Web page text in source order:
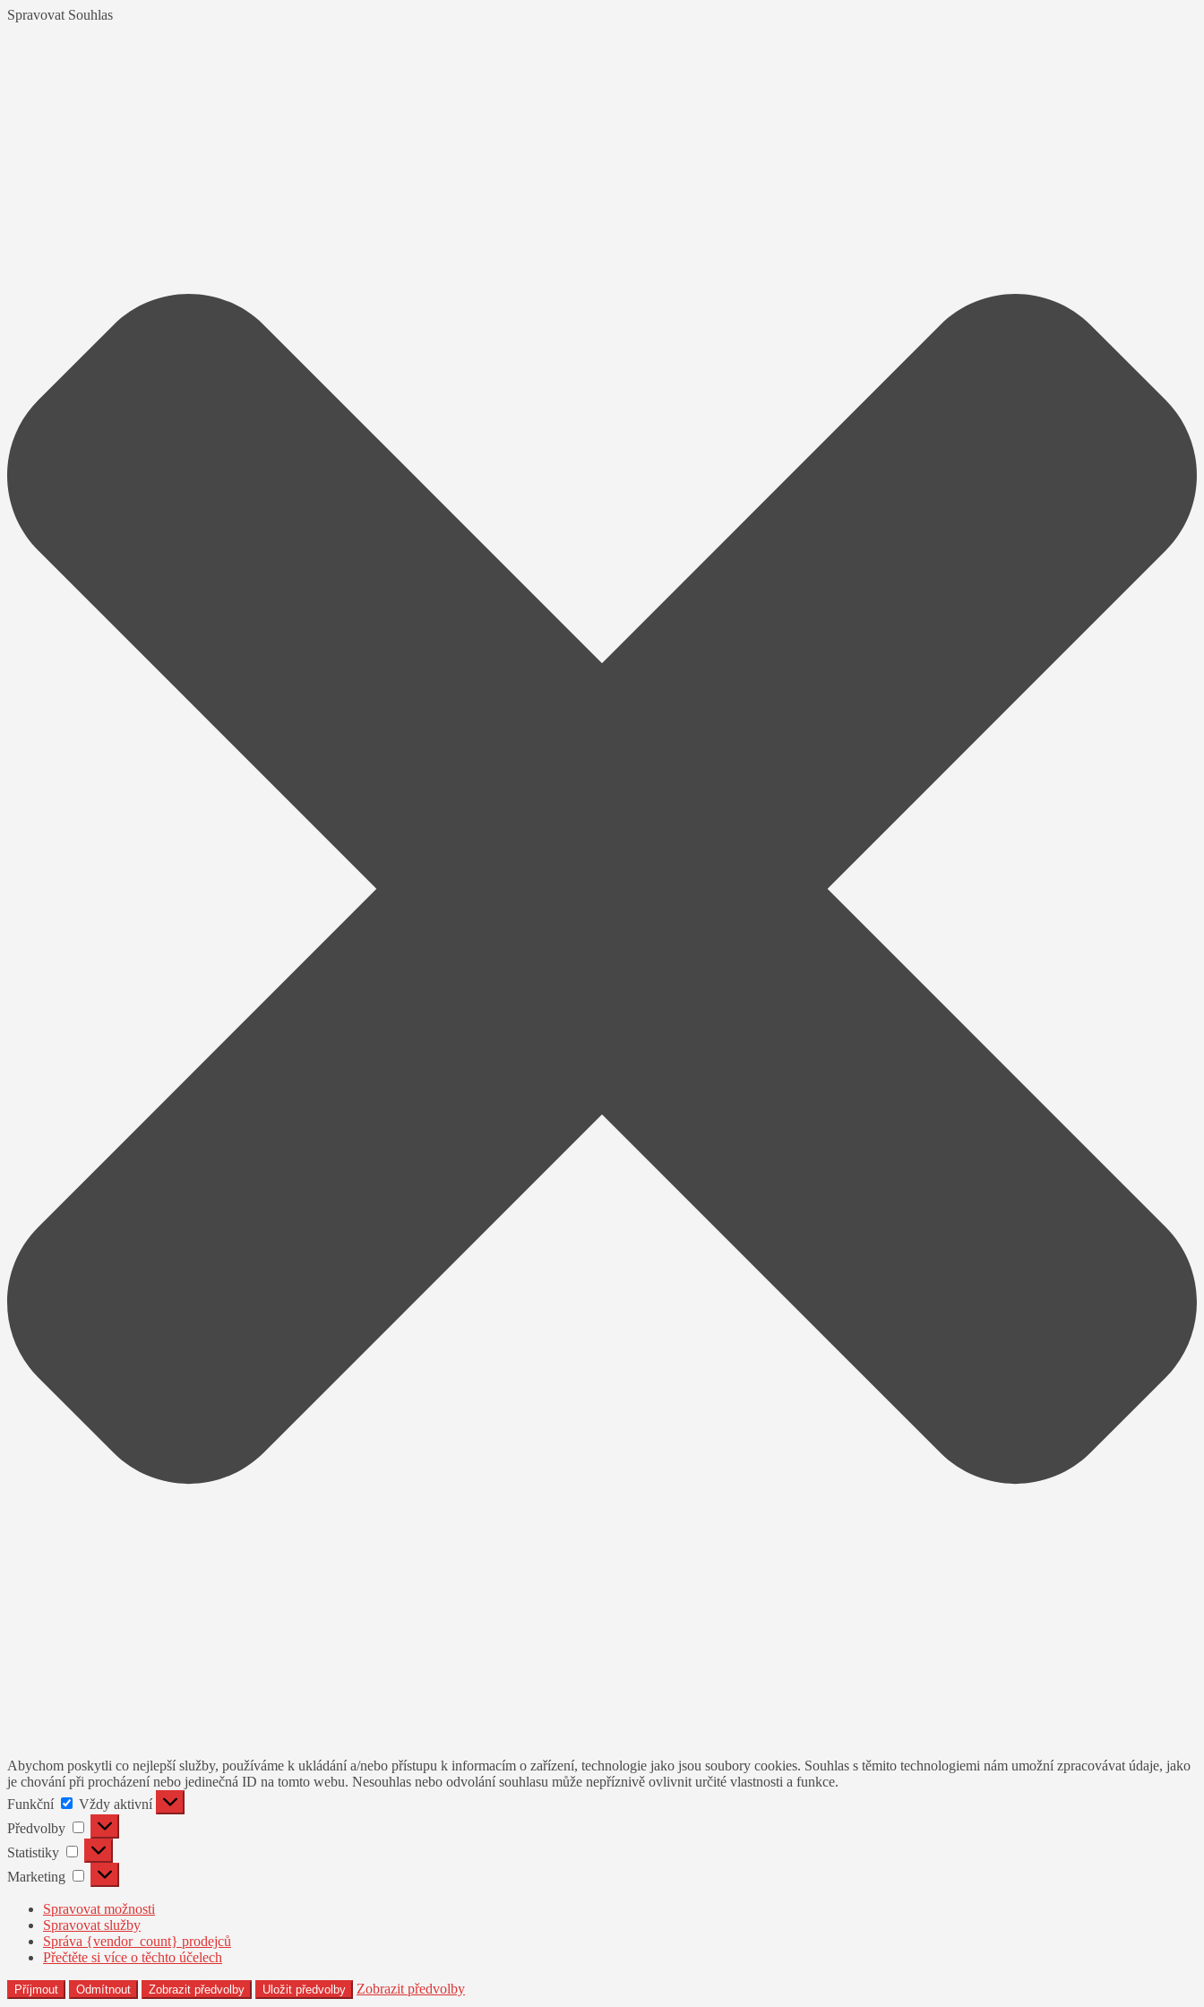
Spravovat Souhlas
Abychom poskytli co nejlepší služby, používáme k ukládání a/nebo přístupu k informacím o zařízení, technologie jako jsou soubory cookies. Souhlas s těmito technologiemi nám umožní zpracovávat údaje, jako
je chování při procházení nebo jedinečná ID na tomto webu. Nesouhlas nebo odvolání souhlasu může nepříznivě ovlivnit určité vlastnosti a funkce.
Funkční
Funkční
Vždy aktivní
Předvolby
Předvolby
Statistiky Statistiky
Marketing Marketing
Spravovat možnosti
Spravovat služby
Správa {vendor_count} prodejců
Přečtěte si více o těchto účelech
Příjmout Odmítnout Zobrazit předvolby Uložit předvolby Zobrazit předvolby